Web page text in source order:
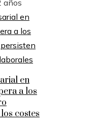
años
en
a los
costes